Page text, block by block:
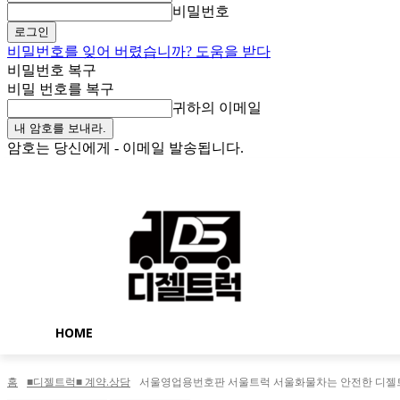
비밀번호
비밀번호를 잊어 버렸습니까? 도움을 받다
비밀번호 복구
비밀 번호를 복구
귀하의 이메일
암호는 당신에게 - 이메일 발송됩니다.
HOME
홈 ■디젤트럭■ 계약.상담 서울영업용번호판 서울트럭 서울화물차는 안전한 디젤